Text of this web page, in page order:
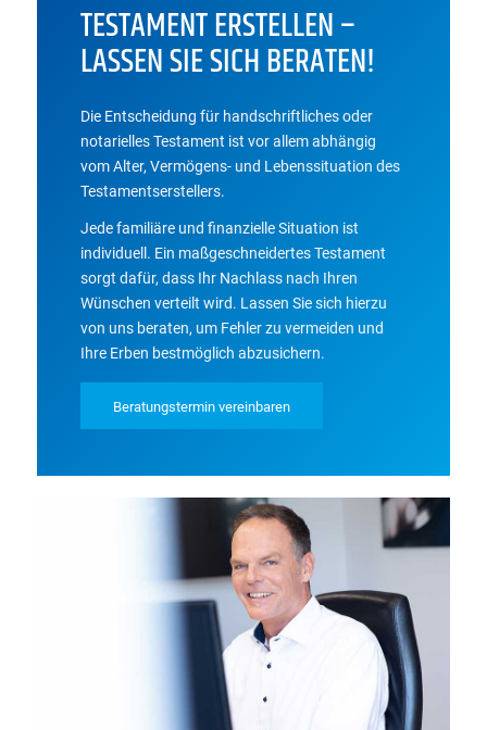
TESTAMENT ERSTELLEN –
LASSEN SIE SICH BERATEN!
Die Entscheidung für handschriftliches oder
notarielles Testament ist vor allem abhängig
vom Alter, Vermögens- und Lebenssituation des
Testamentserstellers.
Jede familiäre und finanzielle Situation ist
individuell. Ein maßgeschneidertes Testament
sorgt dafür, dass Ihr Nachlass nach Ihren
Wünschen verteilt wird. Lassen Sie sich hierzu
von uns beraten, um Fehler zu vermeiden und
Ihre Erben bestmöglich abzusichern.
Beratungstermin vereinbaren